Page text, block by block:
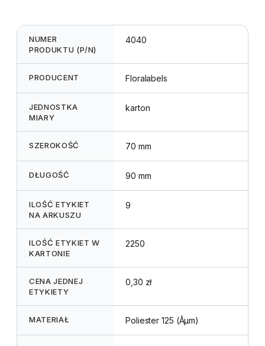
NUMER
PRODUKTU (P/N)
4040
PRODUCENT Floralabels
JEDNOSTKA
MIARY
karton
SZEROKOŚĆ 70 mm
DŁUGOŚĆ 90 mm
ILOŚĆ ETYKIET
NA ARKUSZU
9
ILOŚĆ ETYKIET W
KARTONIE
2250
CENA JEDNEJ
ETYKIETY
0,30 zł
MATERIAŁ Poliester 125 (Âµm)